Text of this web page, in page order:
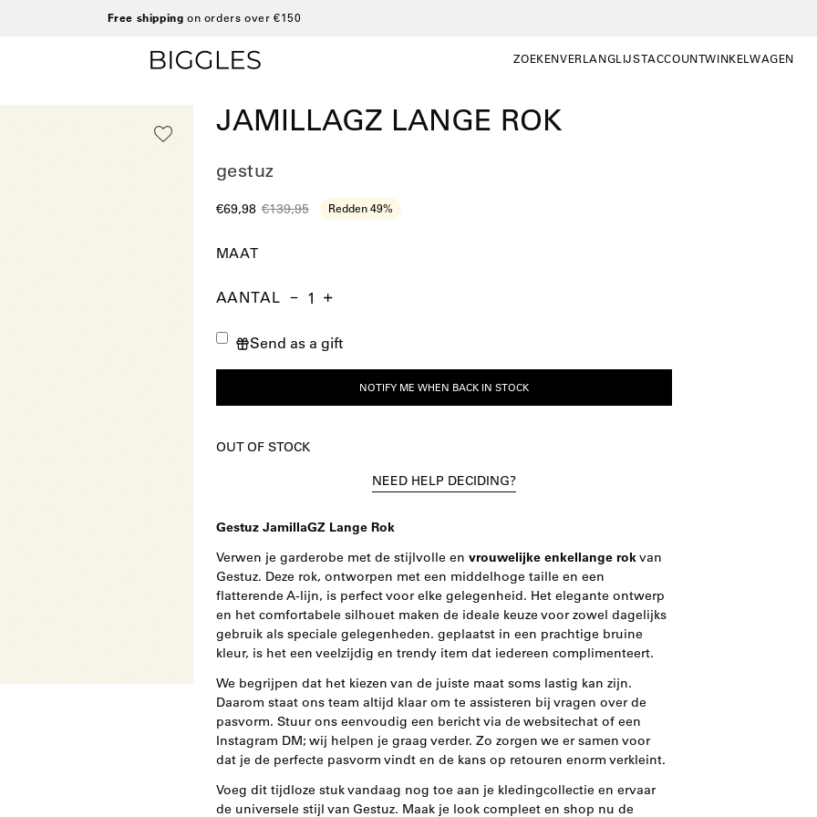
Free shipping on orders over €150
ZOEKENZOEKENWISHLIST
VERLANGLIJSTMIJN
ACCOUNTWINKELWAGEN
WINKELWAGEN
JAMILLAGZ LANGE ROK
gestuz
€69,98 €139,95 Redden 49%
MAAT
AANTAL Aantal
Hoeveelheid
hoeveelheid
Send as a gift
NOTIFY ME WHEN BACK IN STOCK
OUT OF STOCK
NEED HELP DECIDING?
Gestuz JamillaGZ Lange Rok
Verwen je garderobe met de stijlvolle en vrouwelijke enkellange rokvan
Gestuz. Deze rok, ontworpen met een middelhoge taille en een
flatterende A-lijn, is perfect voor elke gelegenheid. Het elegante ontwerp
en het comfortabele silhouet maken de ideale keuze voor zowel dagelijks
gebruik als speciale gelegenheden. geplaatst in een prachtige bruine
kleur, is het een veelzijdig en trendy item dat iedereen complimenteert.
We begrijpen dat het kiezen van de juiste maat soms lastig kan zijn.
Daarom staat ons team altijd klaar om te assisteren bij vragen over de
pasvorm. Stuur ons eenvoudig een bericht via de websitechat of een
Instagram DM; wij helpen je graag verder. Zo zorgen we er samen voor
dat je de perfecte pasvorm vindt en de kans op retouren enorm verkleint.
Voeg dit tijdloze stuk vandaag nog toe aan je kledingcollectie en ervaar
de universele stijl van Gestuz. Maak je look compleet en shop nu de